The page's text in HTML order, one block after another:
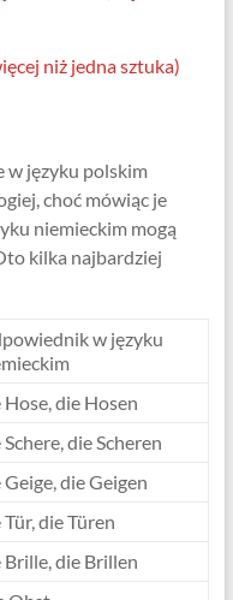
niż jedna sztuka)
w języku polskim
choć mówiąc je
niemieckim mogą
kilka najbardziej
w języku
Hose, die Hosen
die Scheren
Geige, die Geigen
Tür, die Türen
Brille, die Brillen